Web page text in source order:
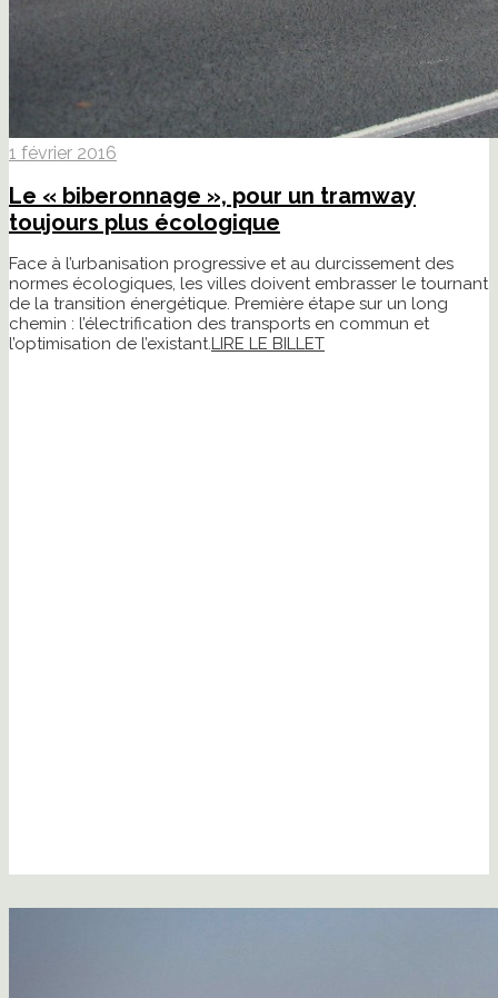
1 février 2016
Le « biberonnage », pour un tramway
toujours plus écologique
Face à l’urbanisation progressive et au durcissement des
normes écologiques, les villes doivent embrasser le tournant
de la transition énergétique. Première étape sur un long
chemin : l’électrification des transports en commun et
l’optimisation de l’existant.LIRE LE BILLET